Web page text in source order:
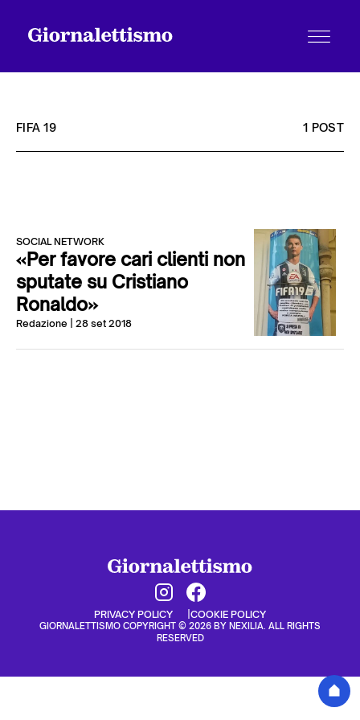
Chi siamo
Contatti
FIFA 19 1 POST
SOCIAL NETWORK
«Per favore cari clienti non
sputate su Cristiano
Ronaldo»
Redazione | 28 set 2018
PRIVACY POLICY COOKIE POLICY
GIORNALETTISMO COPYRIGHT © 2026 BY NEXILIA. ALL RIGHTS
RESERVED